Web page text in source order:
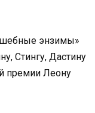
энзимы»
Стингу, Дастину
премии Леону